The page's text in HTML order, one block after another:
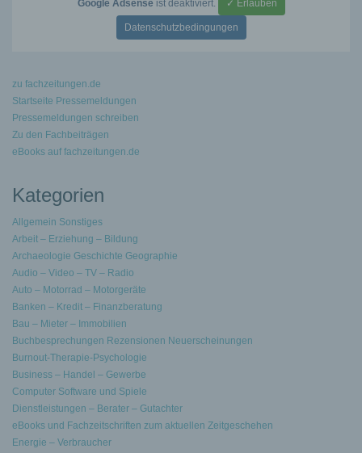
Google Adsense ist deaktiviert. ✓ Erlauben
Datenschutzbedingungen
zu fachzeitungen.de
Startseite Pressemeldungen
Pressemeldungen schreiben
Zu den Fachbeiträgen
eBooks auf fachzeitungen.de
Kategorien
Allgemein Sonstiges
Arbeit – Erziehung – Bildung
Archaeologie Geschichte Geographie
Audio – Video – TV – Radio
Auto – Motorrad – Motorgeräte
Banken – Kredit – Finanzberatung
Bau – Mieter – Immobilien
Buchbesprechungen Rezensionen Neuerscheinungen
Burnout-Therapie-Psychologie
Business – Handel – Gewerbe
Computer Software und Spiele
Dienstleistungen – Berater – Gutachter
eBooks und Fachzeitschriften zum aktuellen Zeitgeschehen
Energie – Verbraucher